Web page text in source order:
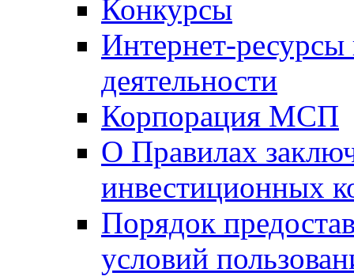
Конкурсы
Интернет-
деятельности
Корпорация МСП
О Правилах
инвестиционных
Порядок
условий